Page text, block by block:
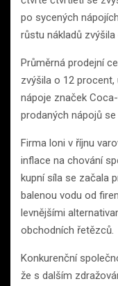
po sycených
růstu nákladů zvýšila
Průměrná prodejní
zvýšila o 12 procent,
nápoje značek
prodaných nápojů
Firma loni v říjnu
inflace na chování
kupní síla se začala
balenou vodu od
levnějšími
obchodních řetězců.
Konkurenční
že s dalším